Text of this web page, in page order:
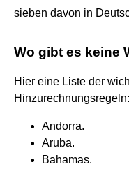
sieben davon in
Wo gibt es keine
Hier eine Liste der
Hinzurechnungsregeln:
Andorra.
Aruba.
Bahamas.